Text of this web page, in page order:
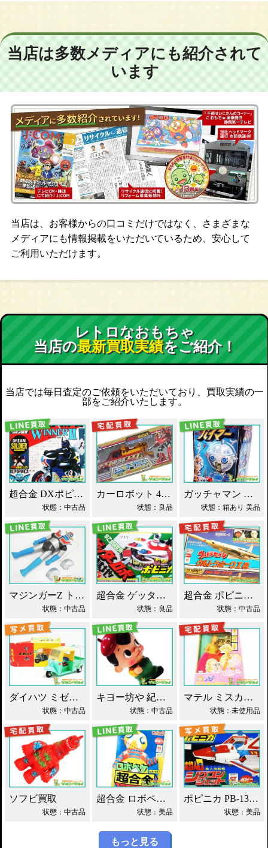
当店は多数メディアにも紹介されて
います
当店は、お客様からの口コミだけではなく、さまざまな
メディアにも情報掲載をいただいているため、安心して
ご利用いただけます。
レトロなおもちゃ
当店の最新買取実績をご紹介！
当店では毎日査定のご依頼をいただいており、買取実績の一
部をご紹介いたします。
超合金 DXポピニカ ウィナア2世 夢戦士ウイングマン PC-46 買取！
状態：中古品
カーロボット 4WD・レッカー車 ダイアクロン買取！
状態：良品
ガッチャマン パイマー DXジャンボマシンダー買取！
状態：箱あり 美品
マジンガーZ トーキング ソフビ マスダヤ買取！
状態：中古品
超合金 ゲッターロボ基地 早乙女研究所 買取！
状態：良品
超合金 ポピニカ ウルトラセブン ウルトラホーク1号 買取！
状態：中古品
ダイハツ ミゼット ブリキ マスダヤ買取！
状態：中古品
キヨー坊や 紀陽銀行 店頭用 貯金箱 ソフビ買取！
状態：中古品
マテル ミスカメラマン バービー人形 買取！
状態：未使用品
ソフビ買取
状態：中古品
超合金 ロボペケ GA-44 がんばれ!!ロボコン 買取！
状態：美品
ポピニカ PB-13 シグコンジェット 買取！
状態：美品
もっと見る